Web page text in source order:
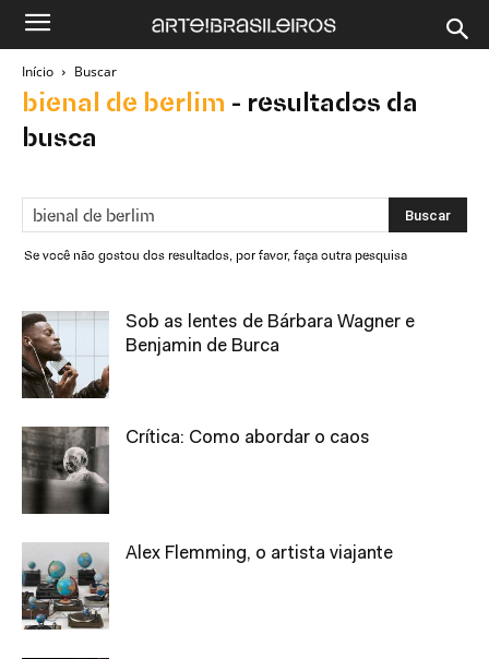
Início Buscar
bienal de berlim - resultados da
busca
Se você não gostou dos resultados, por favor, faça outra pesquisa
Sob as lentes de Bárbara Wagner e
Benjamin de Burca
Crítica: Como abordar o caos
Alex Flemming, o artista viajante